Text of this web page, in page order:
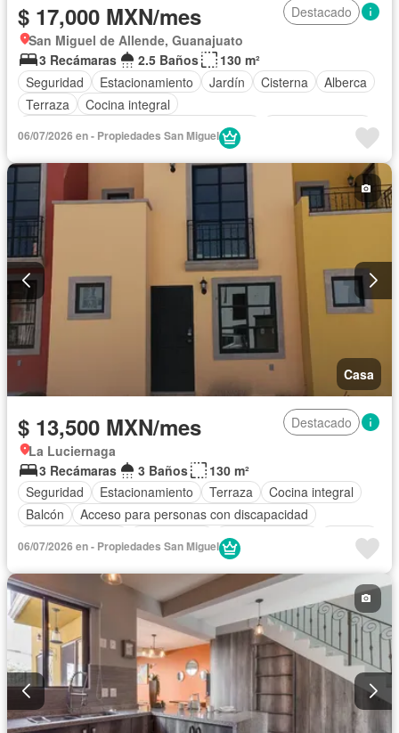
$ 17,000 MXN/mes
Destacado
San Miguel de Allende, Guanajuato
3 Recámaras
2.5 Baños
130 m²
Seguridad
Estacionamiento Jardín Cisterna
Alberca
Terraza
Cocina integral
Acceso para personas con discapacidad
Cocina equipada
Azotea Asador
Vista panorámica
Recámara con closet
Caseta de vigilancia
Permite niños
Completamente amueblado
06/07/2026 en - Propiedades San Miguel
Casa
$ 13,500 MXN/mes
Destacado
La Luciernaga
3 Recámaras
3 Baños
130 m²
Seguridad
Estacionamiento Terraza
Cocina integral
Balcón
Acceso para personas con discapacidad
Sala polivalente
Internet
Azotea
Cancha de tenis
Televisión por cable
Asador
Zonas verdes
Recámara con closet
Caseta de vigilancia
Permite mascotas
Permite niños Sin amueblar
06/07/2026 en - Propiedades San Miguel